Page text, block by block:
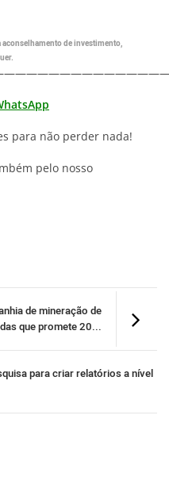
de investimento,
para não perder nada!
pelo nosso
de mineração de
que promete 20...
para criar relatórios a nível